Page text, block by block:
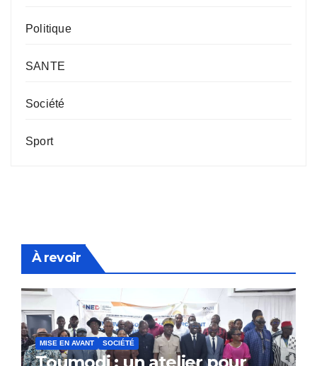
Politique
SANTE
Société
Sport
À revoir
MISE EN AVANT SOCIÉTÉ